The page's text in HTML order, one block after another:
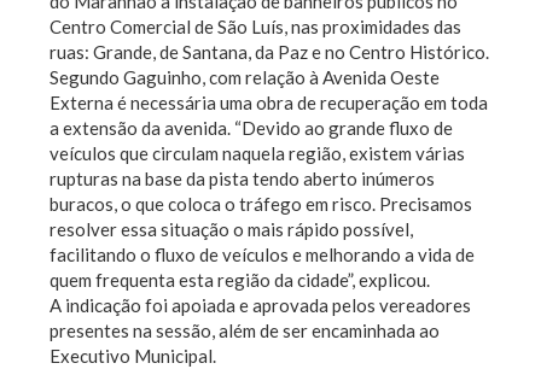
Centro Comercial de São Luís, nas proximidades das
ruas: Grande, de Santana, da Paz e no Centro Histórico.
Segundo Gaguinho, com relação à Avenida Oeste
Externa é necessária uma obra de recuperação em toda
a extensão da avenida. “Devido ao grande fluxo de
veículos que circulam naquela região, existem várias
rupturas na base da pista tendo aberto inúmeros
buracos, o que coloca o tráfego em risco. Precisamos
resolver essa situação o mais rápido possível,
facilitando o fluxo de veículos e melhorando a vida de
quem frequenta esta região da cidade”, explicou.
A indicação foi apoiada e aprovada pelos vereadores
presentes na sessão, além de ser encaminhada ao
Executivo Municipal.